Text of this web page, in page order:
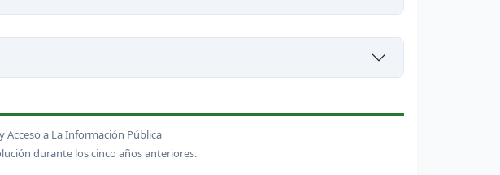
Acceso a La Información Pública
durante los cinco años anteriores.